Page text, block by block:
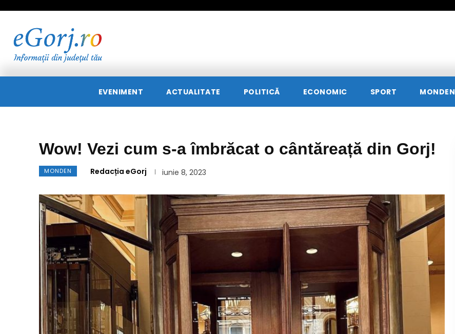
EVENIMENT ACTUALITATE POLITICĂ ECONOMIC SPORT MONDEN
Wow! Vezi cum s-a îmbrăcat o cântăreață din Gorj!
MONDEN Redacția eGorj iunie 8, 2023